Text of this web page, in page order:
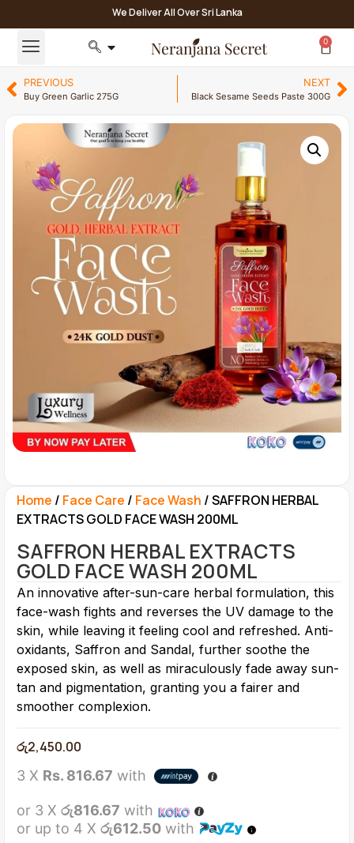
We Deliver All Over Sri Lanka
0
PREVIOUS
Buy Green Garlic 275G
NEXT
Black Sesame Seeds Paste 300G
Home / Face Care / Face Wash / SAFFRON HERBAL
EXTRACTS GOLD FACE WASH 200ML
SAFFRON HERBAL EXTRACTS
GOLD FACE WASH 200ML
An innovative after-sun-care herbal formulation, this
face-wash fights and reverses the UV damage to the
skin, while leaving it feeling cool and refreshed. Anti-
oxidants, Saffron and Sandal, further soothe the
exposed skin, as well as miraculously fade away sun-
tan and pigmentation, granting you a fairer and
smoother complexion.
රු2,450.00
3 X Rs. 816.67 with
or 3 X රු816.67 with
or up to 4 X රු612.50 with